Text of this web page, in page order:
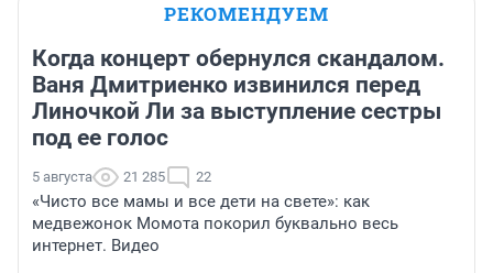
РЕКОМЕНДУЕМ
Когда концерт обернулся скандалом.
Ваня Дмитриенко извинился перед
Линочкой Ли за выступление сестры
под ее голос
5 августа 21 285 22
«Чисто все мамы и все дети на свете»: как
медвежонок Момота покорил буквально весь
интернет. Видео